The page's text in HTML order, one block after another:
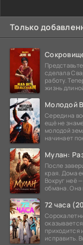
Только
сделала
работу.
жизнь
Молодой
Середина
ещё не
молодой
начинает
Мулан:
После
края. Дома
Вокруг неё
обмана. Она
72 часа
приходится
исправить.